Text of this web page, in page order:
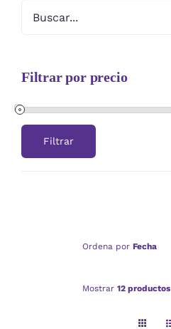
Filtrar por precio
Filtrar
Ordena por Fecha
Mostrar 12 productos